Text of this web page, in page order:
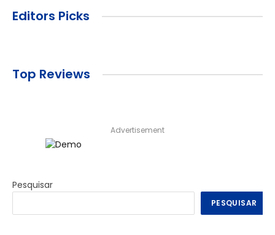
Editors Picks
Top Reviews
Advertisement
Pesquisar
PESQUISAR